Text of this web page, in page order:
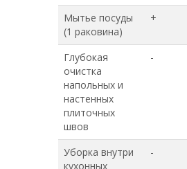
Мытье посуды
(1 раковина)
+
Глубокая
очистка
напольных и
настенных
плиточных
швов
-
Уборка внутри
кухонных
-